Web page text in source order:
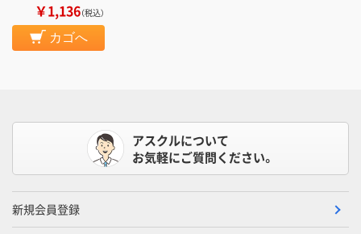
￥1,136（税込）
カゴへ
アスクルについて
お気軽にご質問ください。
新規会員登録